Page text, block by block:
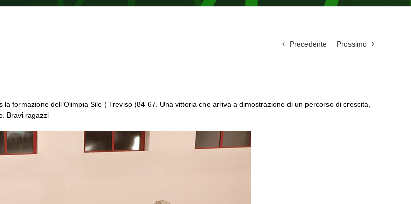
Precedente Prossimo
formazione dell’Olimpia Sile ( Treviso )84-67. Una vittoria che arriva a dimostrazione di un percorso di crescita,
Bravi ragazzi